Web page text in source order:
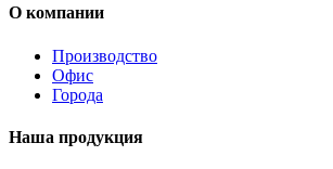
О компании
Производство
Офис
Города
Наша продукция